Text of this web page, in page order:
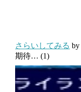
さらいしてみる by
期待… (1)